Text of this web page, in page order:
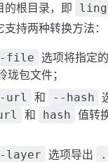
的根目录，即
持两种转换方法：
file 选项将指定的
珑包文件；
url 和 --hash
和 hash 值转
layer 选项导出